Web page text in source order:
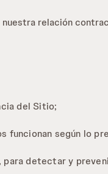
relación
del Sitio;
funcionan según lo
para detectar y